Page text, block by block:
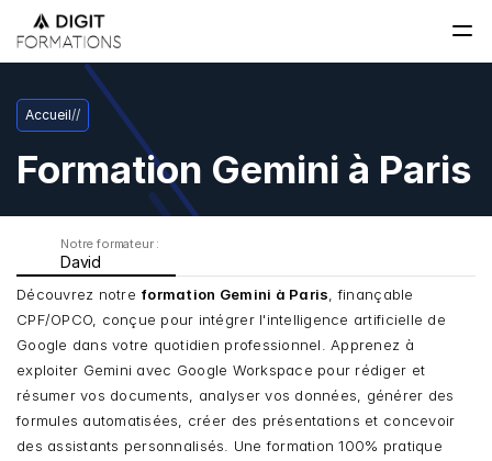
Notre formateur :
David
Découvrez notre formation Gemini à Paris , finançable
CPF/OPCO, conçue pour intégrer l'intelligence artificielle de
Google dans votre quotidien professionnel. Apprenez à
exploiter Gemini avec Google Workspace pour rédiger et
résumer vos documents, analyser vos données, générer des
formules automatisées, créer des présentations et concevoir
des assistants personnalisés. Une formation 100% pratique
Accueil//
Formation Gemini à Paris